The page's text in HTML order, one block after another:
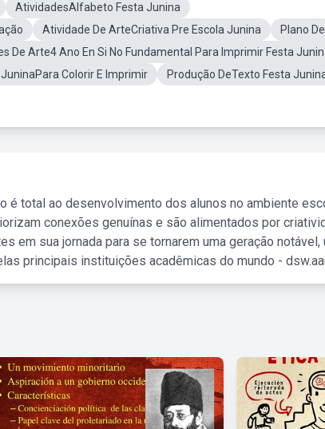
AtividadesAlfabeto Festa Junina
Atividade De ArteCriativa Pre Escola Junina
Plano
De Arte4 Ano En Si No Fundamental Para Imprimir Festa
Colorir E Imprimir
Produção DeTexto Festa
é total ao desenvolvimento dos alunos no ambiente
conexões genuínas e são alimentados por
em sua jornada para se tornarem uma geração
principais instituições acadêmicas do mundo -